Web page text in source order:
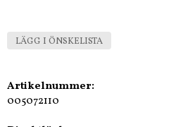
LÄGG I ÖNSKELISTA
Artikelnummer:
005072110